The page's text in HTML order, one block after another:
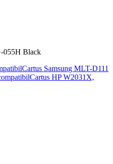
055H Black
Cartus Samsung MLT-D111
Cartus HP W2031X,